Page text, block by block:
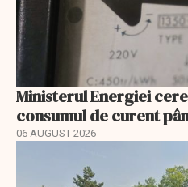
Ministerul Energiei
consumul de curent
06 AUGUST 2026